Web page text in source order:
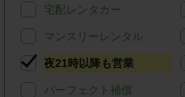
宅配レンタカー
マンスリーレンタル
夜21時以降も営業
パーフェクト補償